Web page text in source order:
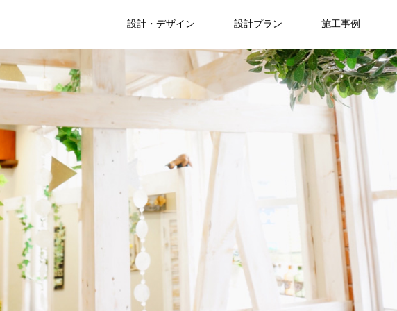
設計・デザイン 設計プラン 施工事例